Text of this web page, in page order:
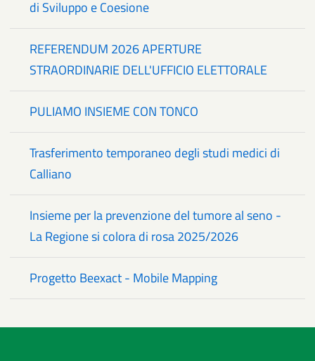
di Sviluppo e Coesione
REFERENDUM 2026 APERTURE
STRAORDINARIE DELL'UFFICIO ELETTORALE
PULIAMO INSIEME CON TONCO
Trasferimento temporaneo degli studi medici di
Calliano
Insieme per la prevenzione del tumore al seno -
La Regione si colora di rosa 2025/2026
Progetto Beexact - Mobile Mapping